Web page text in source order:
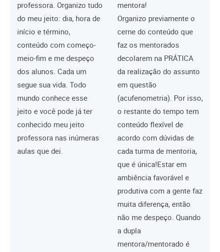
professora. Organizo tudo
do meu jeito: dia, hora de
início e término,
conteúdo com começo-
meio-fim e me despeço
dos alunos. Cada um
segue sua vida. Todo
mundo conhece esse
jeito e você pode já ter
conhecido meu jeito
professora nas inúmeras
aulas que dei.
mentora!
Organizo previamente o
cerne do conteúdo que
faz os mentorados
decolarem na PRÁTICA
da realização do assunto
em questão
(acufenometria). Por isso,
o restante do tempo tem
conteúdo flexível de
acordo com dúvidas de
cada turma de mentoria,
que é única!Estar em
ambiência favorável e
produtiva com a gente faz
muita diferença, então
não me despeço. Quando
a dupla
mentora/mentorado é